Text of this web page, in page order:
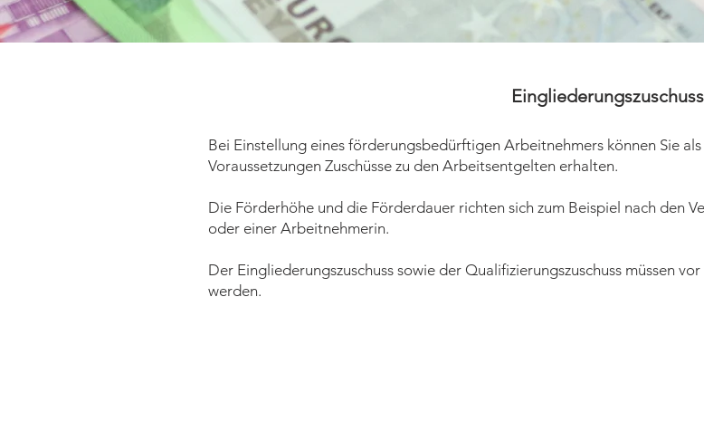
Eingliederungszuschuss
Bei Einstellung eines förderungsbedürftigen Arbeitnehmers können Sie
Voraussetzungen Zuschüsse zu den Arbeitsentgelten erhalten.
Die Förderhöhe und die Förderdauer richten sich zum Beispiel nach den
oder einer Arbeitnehmerin.
Der Eingliederungszuschuss sowie der Qualifizierungszuschuss müssen
werden.